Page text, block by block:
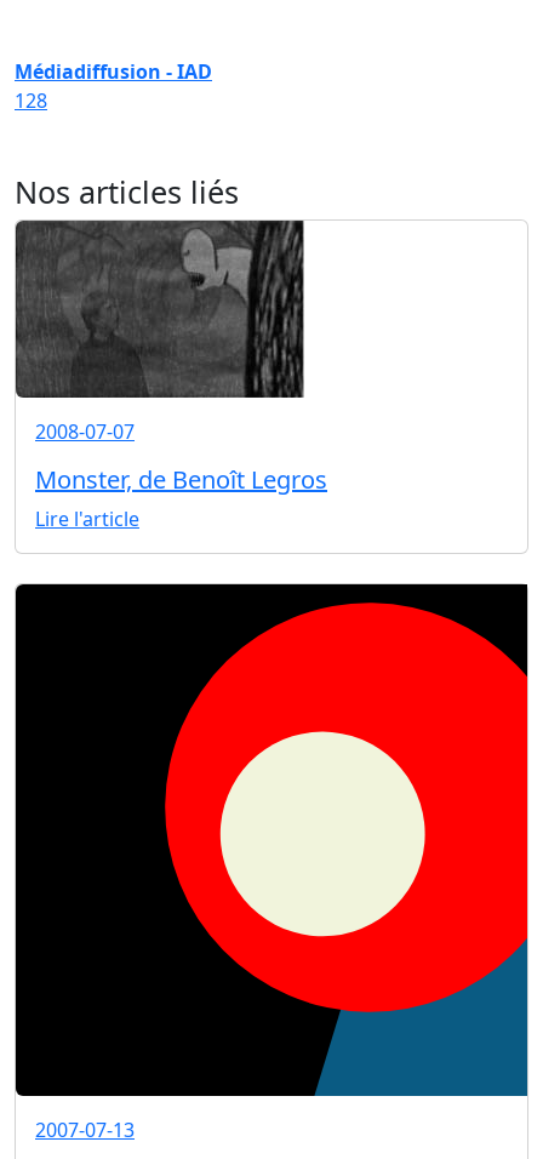
Médiadiffusion - IAD
128
Nos articles liés
2008-07-07
Monster, de Benoît Legros
Lire l'article
2007-07-13